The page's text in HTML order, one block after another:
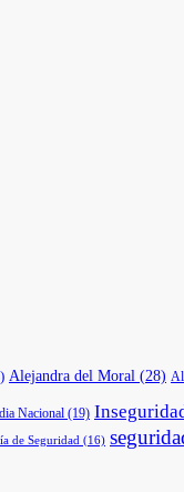
Alejandra del Moral (28)
Nacional (19)
de Seguridad (16)